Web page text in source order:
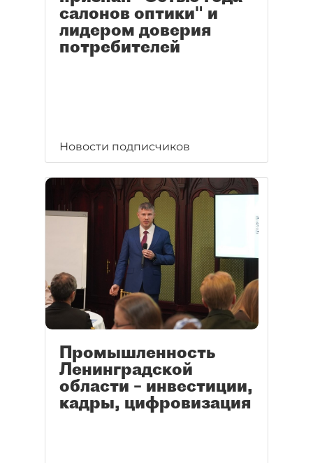
салонов оптики" и
лидером доверия
потребителей
Новости подписчиков
Промышленность
Ленинградской
области – инвестиции,
кадры, цифровизация